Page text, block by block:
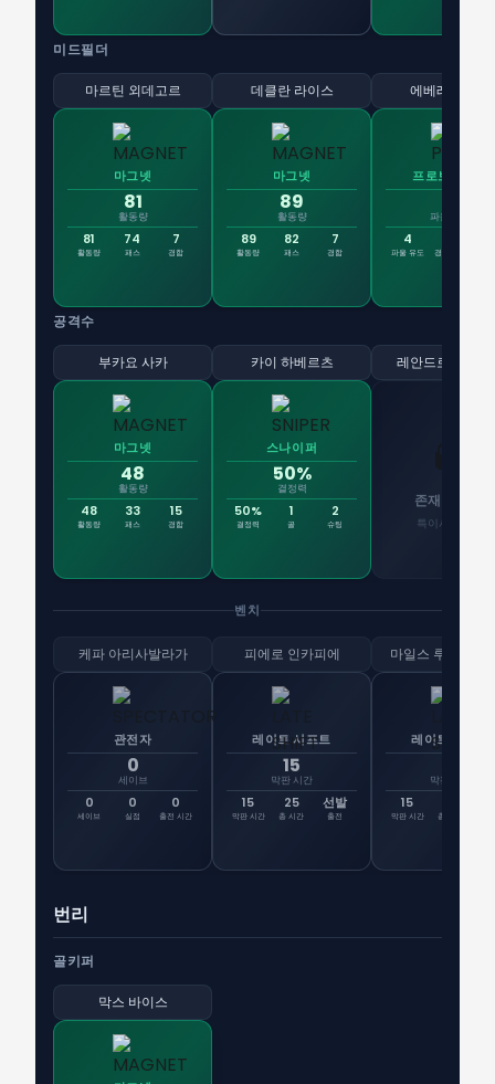
미드필더
마르틴 외데고르
마그넷
81
활동량
81
활동량
74
패스
7
경합
데클란 라이스
마그넷
89
활동량
89
활동량
82
패스
7
경합
에베레치 에제
프로보카퇴르
파울 유도
4
파울 유도 경합 승리
공격수
부카요 사카
마그넷
48
활동량
48
활동량
33
패스
15
경합
카이 하베르츠
스나이퍼
50%
결정력
50%
결정력
1
골
2
슈팅
레안드로 트로
존재감 없음
특이사항 없음
벤치
케파 아리사발라가
관전자
0
세이브
0
세이브
0
실점
0
출전 시간
피에로 인카피에
레이트 시프트
15
막판 시간
15
막판 시간
25
총 시간
선발
출전
마일스 루이스스
레이트 시프트
막판 시간
15
막판 시간 총 시간
번리
골키퍼
막스 바이스